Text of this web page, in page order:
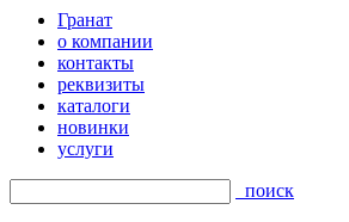
Гранат
о компании
контакты
реквизиты
каталоги
новинки
услуги
поиск